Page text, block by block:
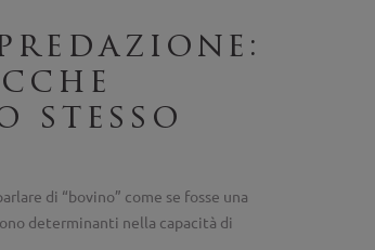
stesso
di “bovino” come se fosse una
determinanti nella capacità di